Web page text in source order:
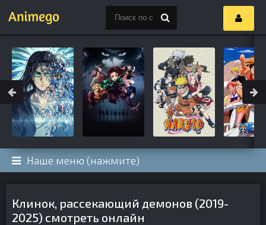
Наше меню (нажмите)
Клинок, рассекающий демонов (2019-
2025) смотреть онлайн